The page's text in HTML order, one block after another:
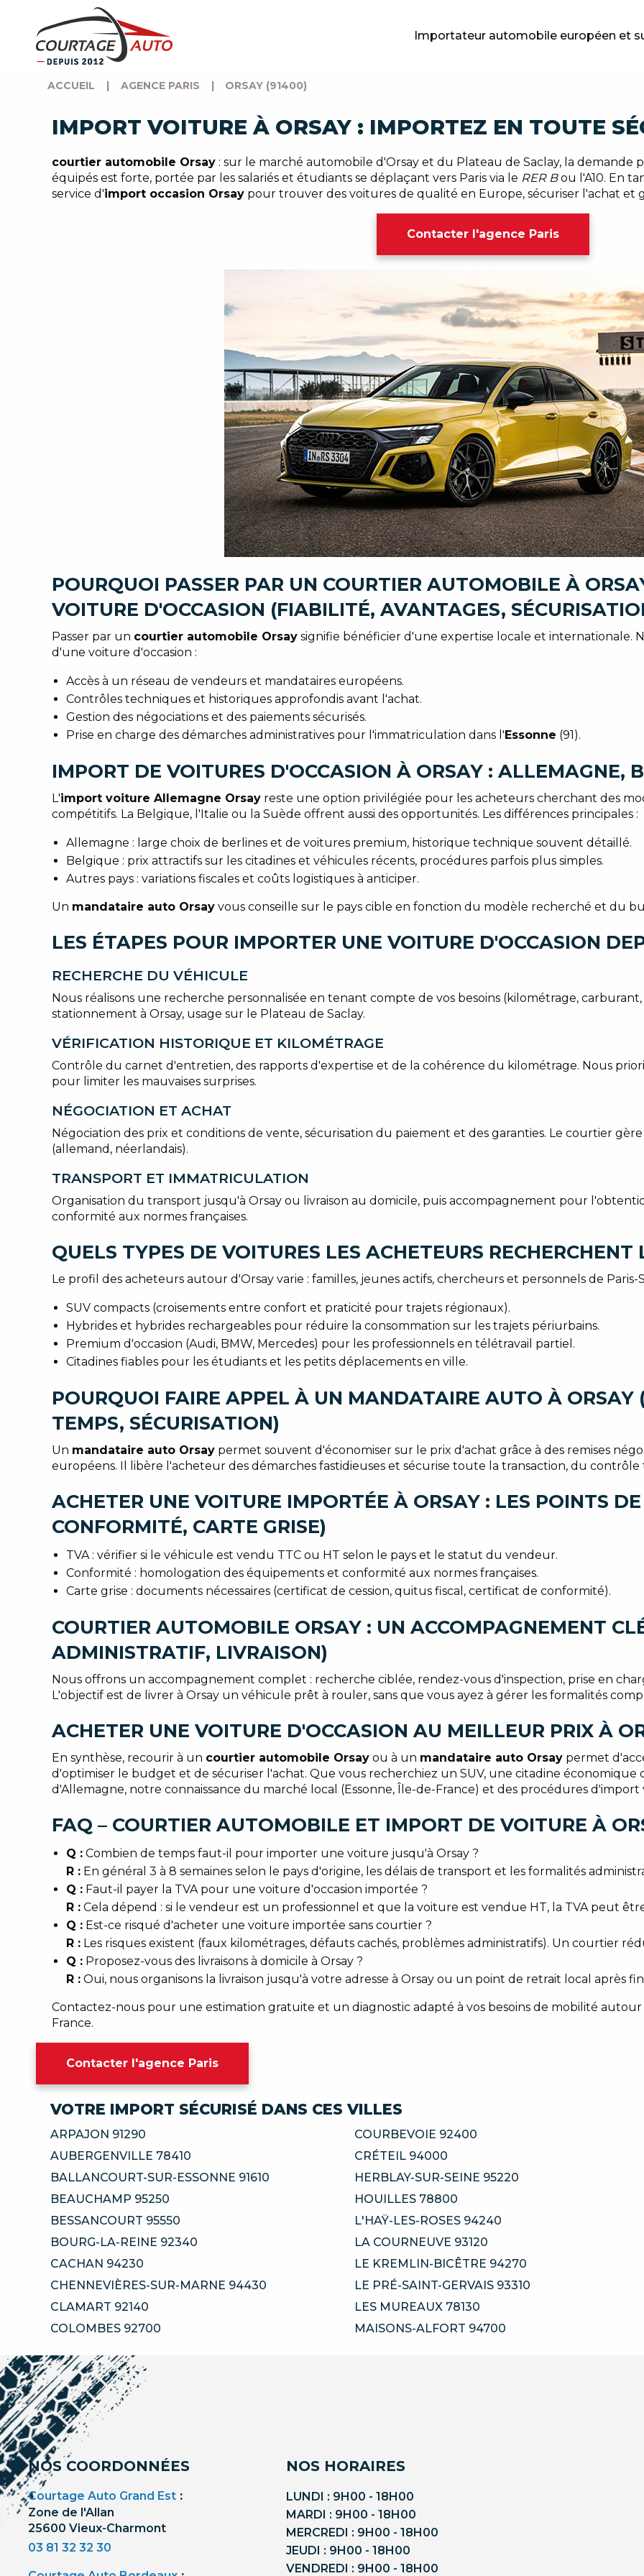
Importateur automobile européen et
ACCUEIL | AGENCE PARIS | ORSAY (91400)
IMPORT VOITURE À ORSAY : IMPORTEZ EN TOUTE
courtier automobile Orsay : sur le marché automobile d'Orsay et du Plateau de Saclay, la demande
équipés est forte, portée par les salariés et étudiants se déplaçant vers Paris via le RER Bou l'A10. En
service d'import occasion Orsay pour trouver des voitures de qualité en Europe, sécuriser l'achat et
Contacter l'agence Paris
POURQUOI PASSER PAR UN COURTIER AUTOMOBILE À
VOITURE D'OCCASION (FIABILITÉ, AVANTAGES,
Passer par un courtier automobile Orsay signifie bénéficier d'une expertise locale et internationale.
d'une voiture d'occasion :
Accès à un réseau de vendeurs et mandataires européens.
Contrôles techniques et historiques approfondis avant l'achat.
Gestion des négociations et des paiements sécurisés.
Prise en charge des démarches administratives pour l'immatriculation dans l'Essonne (91).
IMPORT DE VOITURES D'OCCASION À ORSAY : ALLEMAGNE,
L'import voiture Allemagne Orsay reste une option privilégiée pour les acheteurs cherchant des
compétitifs. La Belgique, l'Italie ou la Suède offrent aussi des opportunités. Les différences principales :
Allemagne : large choix de berlines et de voitures premium, historique technique souvent détaillé.
Belgique : prix attractifs sur les citadines et véhicules récents, procédures parfois plus simples.
Autres pays : variations fiscales et coûts logistiques à anticiper.
Un mandataire auto Orsay vous conseille sur le pays cible en fonction du modèle recherché et du
LES ÉTAPES POUR IMPORTER UNE VOITURE D'OCCASION
RECHERCHE DU VÉHICULE
Nous réalisons une recherche personnalisée en tenant compte de vos besoins (kilométrage,
stationnement à Orsay, usage sur le Plateau de Saclay.
VÉRIFICATION HISTORIQUE ET KILOMÉTRAGE
Contrôle du carnet d'entretien, des rapports d'expertise et de la cohérence du kilométrage. Nous
pour limiter les mauvaises surprises.
NÉGOCIATION ET ACHAT
Négociation des prix et conditions de vente, sécurisation du paiement et des garanties. Le courtier gère
(allemand, néerlandais).
TRANSPORT ET IMMATRICULATION
Organisation du transport jusqu'à Orsay ou livraison au domicile, puis accompagnement pour
conformité aux normes françaises.
QUELS TYPES DE VOITURES LES ACHETEURS RECHERCHENT
Le profil des acheteurs autour d'Orsay varie : familles, jeunes actifs, chercheurs et personnels de Paris-
SUV compacts (croisements entre confort et praticité pour trajets régionaux).
Hybrides et hybrides rechargeables pour réduire la consommation sur les trajets périurbains.
Premium d'occasion (Audi, BMW, Mercedes) pour les professionnels en télétravail partiel.
Citadines fiables pour les étudiants et les petits déplacements en ville.
POURQUOI FAIRE APPEL À UN MANDATAIRE AUTO À ORSAY
TEMPS, SÉCURISATION)
Un mandataire auto Orsay permet souvent d'économiser sur le prix d'achat grâce à des remises
européens. Il libère l'acheteur des démarches fastidieuses et sécurise toute la transaction, du contrôle
ACHETER UNE VOITURE IMPORTÉE À ORSAY : LES POINTS DE
CONFORMITÉ, CARTE GRISE)
TVA : vérifier si le véhicule est vendu TTC ou HT selon le pays et le statut du vendeur.
Conformité : homologation des équipements et conformité aux normes françaises.
Carte grise : documents nécessaires (certificat de cession, quitus fiscal, certificat de conformité).
COURTIER AUTOMOBILE ORSAY : UN ACCOMPAGNEMENT
ADMINISTRATIF, LIVRAISON)
Nous offrons un accompagnement complet : recherche ciblée, rendez-vous d'inspection, prise en
L'objectif est de livrer à Orsay un véhicule prêt à rouler, sans que vous ayez à gérer les formalités
ACHETER UNE VOITURE D'OCCASION AU MEILLEUR PRIX À
En synthèse, recourir à un courtier automobile Orsay ou à un mandataire auto Orsay permet
d'optimiser le budget et de sécuriser l'achat. Que vous recherchiez un SUV, une citadine économique
d'Allemagne, notre connaissance du marché local (Essonne, Île-de-France) et des procédures
FAQ – COURTIER AUTOMOBILE ET IMPORT DE VOITURE À
Q : Combien de temps faut-il pour importer une voiture jusqu'à Orsay ?
R : En général 3 à 8 semaines selon le pays d'origine, les délais de transport et les formalités
Q : Faut-il payer la TVA pour une voiture d'occasion importée ?
R : Cela dépend : si le vendeur est un professionnel et que la voiture est vendue HT, la TVA peut
Q : Est-ce risqué d'acheter une voiture importée sans courtier ?
R : Les risques existent (faux kilométrages, défauts cachés, problèmes administratifs). Un courtier
Q : Proposez-vous des livraisons à domicile à Orsay ?
R : Oui, nous organisons la livraison jusqu'à votre adresse à Orsay ou un point de retrait local après
Contactez-nous pour une estimation gratuite et un diagnostic adapté à vos besoins de mobilité autour
France.
Contacter l'agence Paris
VOTRE IMPORT SÉCURISÉ DANS CES VILLES
ARPAJON 91290
AUBERGENVILLE 78410
BALLANCOURT-SUR-ESSONNE 91610
BEAUCHAMP 95250
BESSANCOURT 95550
BOURG-LA-REINE 92340
CACHAN 94230
CHENNEVIÈRES-SUR-MARNE 94430
CLAMART 92140
COLOMBES 92700
COURBEVOIE 92400
CRÉTEIL 94000
HERBLAY-SUR-SEINE 95220
HOUILLES 78800
L'HAŸ-LES-ROSES 94240
LA COURNEUVE 93120
LE KREMLIN-BICÊTRE 94270
LE PRÉ-SAINT-GERVAIS 93310
LES MUREAUX 78130
MAISONS-ALFORT 94700
NOS COORDONNÉES
Courtage Auto Grand Est :
Zone de l'Allan
25600 Vieux-Charmont
03 81 32 32 30
NOS HORAIRES
LUNDI : 9H00 - 18H00
MARDI : 9H00 - 18H00
MERCREDI : 9H00 - 18H00
JEUDI : 9H00 - 18H00
VENDREDI : 9H00 - 18H00